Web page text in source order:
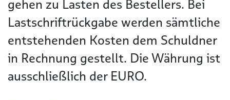
gehen zu Lasten des Bestellers. Bei
Lastschriftrückgabe werden sämtliche
entstehenden Kosten dem Schuldner
in Rechnung gestellt. Die Währung ist
ausschließlich der EURO.